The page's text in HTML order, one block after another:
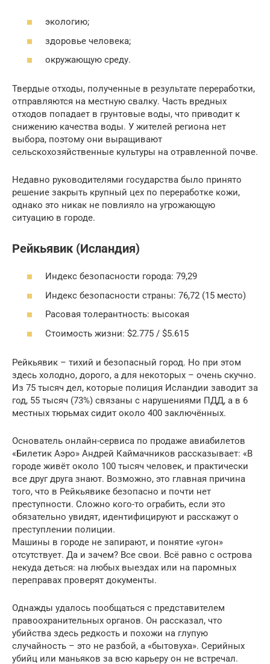
экологию;
здоровье человека;
окружающую среду.
Твердые отходы, полученные в результате переработки,
отправляются на местную свалку. Часть вредных
отходов попадает в грунтовые воды, что приводит к
снижению качества воды. У жителей региона нет
выбора, поэтому они выращивают
сельскохозяйственные культуры на отравленной почве.
Недавно руководителями государства было принято
решение закрыть крупный цех по переработке кожи,
однако это никак не повлияло на угрожающую
ситуацию в городе.
Рейкьявик (Исландия)
Индекс безопасности города: 79,29
Индекс безопасности страны: 76,72 (15 место)
Расовая толерантность: высокая
Стоимость жизни: $2.775 / $5.615
Рейкьявик – тихий и безопасный город. Но при этом
здесь холодно, дорого, а для некоторых – очень скучно.
Из 75 тысяч дел, которые полиция Исландии заводит за
год, 55 тысяч (73%) связаны с нарушениями ПДД, а в 6
местных тюрьмах сидит около 400 заключённых.
Основатель онлайн-сервиса по продаже авиабилетов
«Билетик Аэро» Андрей Каймачников рассказывает: «В
городе живёт около 100 тысяч человек, и практически
все друг друга знают. Возможно, это главная причина
того, что в Рейкьявике безопасно и почти нет
преступности. Сложно кого-то ограбить, если это
обязательно увидят, идентифицируют и расскажут о
преступлении полиции.
Машины в городе не запирают, и понятие «угон»
отсутствует. Да и зачем? Все свои. Всё равно с острова
некуда деться: на любых выездах или на паромных
переправах проверят документы.
Однажды удалось пообщаться с представителем
правоохранительных органов. Он рассказал, что
убийства здесь редкость и похожи на глупую
случайность – это не разбой, а «бытовуха». Серийных
убийц или маньяков за всю карьеру он не встречал.